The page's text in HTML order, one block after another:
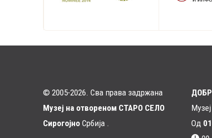
© 2005-2026. Сва права задржана
Музеј на отвореном СТАРО СЕЛО
Сирогојно Србија .
Од